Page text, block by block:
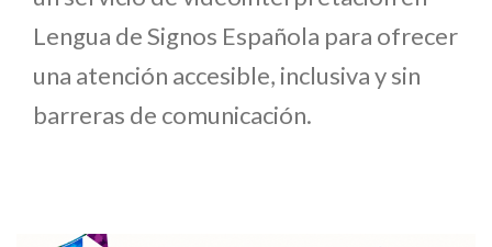
Lengua de Signos Española para ofrecer
una atención accesible, inclusiva y sin
barreras de comunicación.